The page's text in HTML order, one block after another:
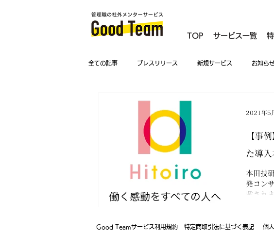
TOP サービス一覧
全ての記事 プレスリリース 新規サービス お知ら
マネジメント相談 キャンペーン
新任管理職 管理職コミュニティ
DEI・女性活躍推進Tips 中間管理職 応援マガジン
【事
た導
本田技
発コン
載され
2021年5
Good Teamサービス利用規約 特定商取引法に基づく表記 個